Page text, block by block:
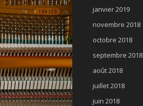
janvier 2019
novembre 2018
octobre 2018
septembre 2018
août 2018
juillet 2018
juin 2018